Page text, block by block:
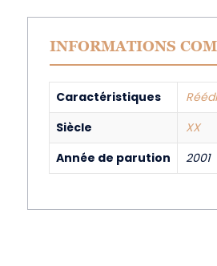
INFORMATIONS
Caractéristiques
Siècle
XX
Année de parution
2001